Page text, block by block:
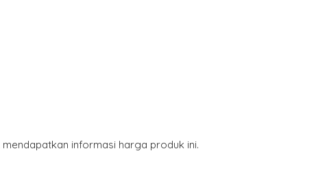
informasi harga produk ini.